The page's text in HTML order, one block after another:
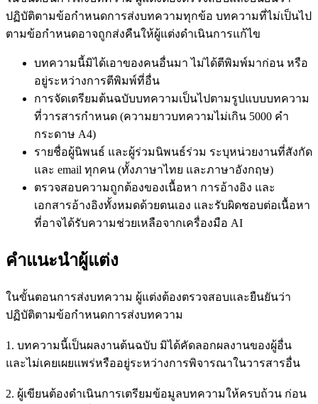
ปฏิบัติตามข้อกำหนดการส่งบทความทุกข้อ บทความที่ไม่เป็นไป
ตามข้อกำหนดอาจถูกส่งคืนให้ผู้แต่งดำเนินการแก้ไข
บทความนี้มิได้เอาของคนอื่นมา ไม่ได้ตีพิมพ์มาก่อน หรือ
อยู่ระหว่างการตีพิมพ์ที่อื่น
การจัดเตรียมต้นฉบับบทความเป็นไปตามรูปแบบบทความ
ที่วารสารกำหนด (ความยาวบทความไม่เกิน 5000 คำ
กระดาษ A4)
รายชื่อผู้นิพนธ์ และผู้ร่วมนิพนธ์ร่วม ระบุหน่วยงานที่สังกัด
และ email ทุกคน (ทั้งภาษาไทย และภาษาอังกฤษ)
ตรวจสอบความถูกต้องของเนื้อหา การอ้างอิง และ
เอกสารอ้างอิงทั้งหมดด้วยตนเอง และรับผิดชอบต่อเนื้อหา
ที่อาจได้รับความช่วยเหลือจากเครื่องมือ AI
คำแนะนำผู้แต่ง
ในขั้นตอนการส่งบทความ ผู้แต่งต้องตรวจสอบและยืนยันว่า
ปฏิบัติตามข้อกำหนดการส่งบทความ
1. บทความนี้เป็นผลงานต้นฉบับ มิได้คัดลอกผลงานของผู้อื่น
และไม่เคยเผยแพร่หรืออยู่ระหว่างการพิจารณาในวารสารอื่น
2. ผู้เขียนต้องดำเนินการเตรียมข้อมูลบทความให้ครบถ้วน ก่อน